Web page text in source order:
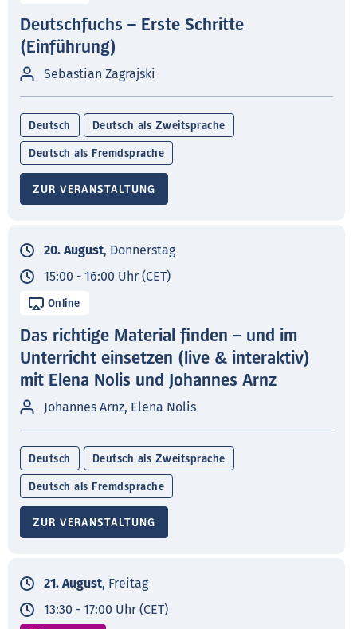
Deutschfuchs – Erste Schritte
(Einführung)
Sebastian Zagrajski
Deutsch Deutsch als Zweitsprache
Deutsch als Fremdsprache
ZUR VERANSTALTUNG
20. August, Donnerstag
15:00 - 16:00 Uhr (CET)
Online
Das richtige Material finden – und im
Unterricht einsetzen (live & interaktiv)
mit Elena Nolis und Johannes Arnz
Johannes Arnz, Elena Nolis
Deutsch Deutsch als Zweitsprache
Deutsch als Fremdsprache
ZUR VERANSTALTUNG
21. August, Freitag
13:30 - 17:00 Uhr (CET)